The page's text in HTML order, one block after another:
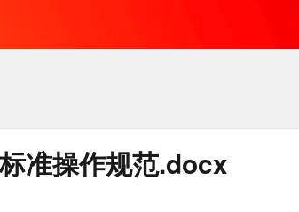
准操作规范.docx